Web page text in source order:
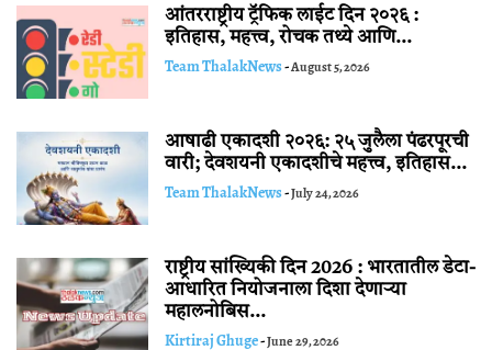
आंतरराष्ट्रीय ट्रॅफिक लाईट दिन २०२६ :
इतिहास, महत्त्व, रोचक तथ्ये आणि...
Team ThalakNews-August 5, 2026
आषाढी एकादशी २०२६: २५ जुलैला पंढरपूरची
वारी; देवशयनी एकादशीचे महत्त्व, इतिहास...
Team ThalakNews-July 24, 2026
राष्ट्रीय सांख्यिकी दिन 2026 : भारतातील डेटा-
आधारित नियोजनाला दिशा देणाऱ्या
महालनोबिस...
Kirtiraj Ghuge-June 29, 2026